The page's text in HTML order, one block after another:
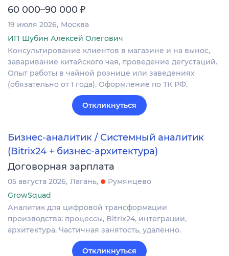
60 000–90 000 ₽
19 июля 2026 Москва
ИП Шубин Алексей Олегович
Консультирование клиентов в магазине и на вынос,
заваривание китайского чая, проведение дегустаций.
Опыт работы в чайной рознице или заведениях
(обязательно от 1 года). Оформление по ТК РФ.
Откликнуться
Бизнес-аналитик / Системный аналитик
(Bitrix24 + бизнес-архитектура)
Договорная зарплата
05 августа 2026 Лагань
Румянцево
GrowSquad
Аналитик для цифровой трансформации
производства: процессы, Bitrix24, интеграции,
архитектура. Частичная занятость, удалённо.
Откликнуться